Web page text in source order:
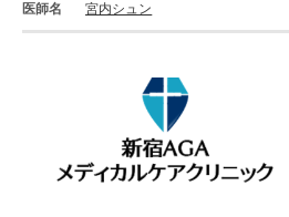
医師名 宮内シュン